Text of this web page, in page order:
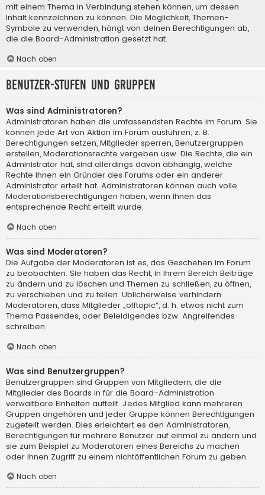
mit einem Thema in Verbindung stehen können, um dessen
Inhalt kennzeichnen zu können. Die Möglichkeit, Themen-
Symbole zu verwenden, hängt von deinen Berechtigungen ab,
die die Board-Administration gesetzt hat.
Nach oben
Benutzer-Stufen und Gruppen
Was sind Administratoren?
Administratoren haben die umfassendsten Rechte im Forum. Sie
können jede Art von Aktion im Forum ausführen; z. B.
Berechtigungen setzen, Mitglieder sperren, Benutzergruppen
erstellen, Moderationsrechte vergeben usw. Die Rechte, die ein
Administrator hat, sind allerdings davon abhängig, welche
Rechte ihnen ein Gründer des Forums oder ein anderer
Administrator erteilt hat. Administratoren können auch volle
Moderationsberechtigungen haben, wenn ihnen das
entsprechende Recht erteilt wurde.
Nach oben
Was sind Moderatoren?
Die Aufgabe der Moderatoren ist es, das Geschehen im Forum
zu beobachten. Sie haben das Recht, in ihrem Bereich Beiträge
zu ändern und zu löschen und Themen zu schließen, zu öffnen,
zu verschieben und zu teilen. Üblicherweise verhindern
Moderatoren, dass Mitglieder „offtopic“, d. h. etwas nicht zum
Thema Passendes, oder Beleidigendes bzw. Angreifendes
schreiben.
Nach oben
Was sind Benutzergruppen?
Benutzergruppen sind Gruppen von Mitgliedern, die die
Mitglieder des Boards in für die Board-Administration
verwaltbare Einheiten aufteilt. Jedes Mitglied kann mehreren
Gruppen angehören und jeder Gruppe können Berechtigungen
zugeteilt werden. Dies erleichtert es den Administratoren,
Berechtigungen für mehrere Benutzer auf einmal zu ändern und
sie zum Beispiel zu Moderatoren eines Bereichs zu machen
oder ihnen Zugriff zu einem nichtöffentlichen Forum zu geben.
Nach oben